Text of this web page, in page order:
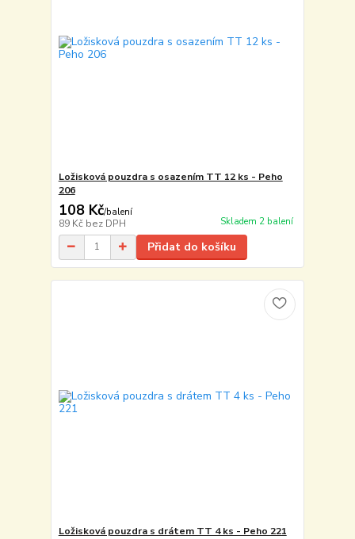
Ložisková pouzdra s osazením TT 12 ks - Peho
206
108 Kč/balení
89 Kč bez DPH Skladem 2 balení
Přidat do košíku
Ložisková pouzdra s drátem TT 4 ks - Peho 221